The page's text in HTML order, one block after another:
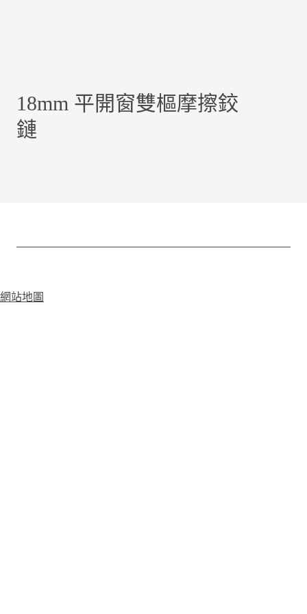
18mm 平開窗雙樞摩擦鉸
鏈
網站地圖